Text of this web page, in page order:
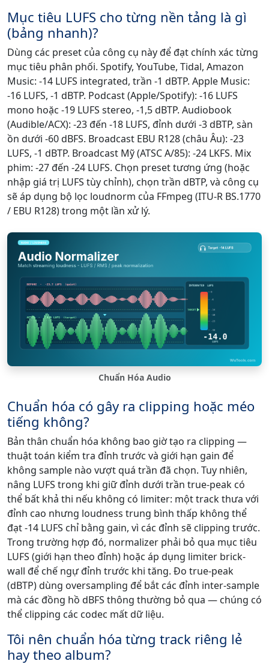
Mục tiêu LUFS cho từng nền tảng là gì
(bảng nhanh)?
Dùng các preset của công cụ này để đạt chính xác từng
mục tiêu phân phối. Spotify, YouTube, Tidal, Amazon
Music: -14 LUFS integrated, trần -1 dBTP. Apple Music:
-16 LUFS, -1 dBTP. Podcast (Apple/Spotify): -16 LUFS
mono hoặc -19 LUFS stereo, -1,5 dBTP. Audiobook
(Audible/ACX): -23 đến -18 LUFS, đỉnh dưới -3 dBTP, sàn
ồn dưới -60 dBFS. Broadcast EBU R128 (châu Âu): -23
LUFS, -1 dBTP. Broadcast Mỹ (ATSC A/85): -24 LKFS. Mix
phim: -27 đến -24 LUFS. Chọn preset tương ứng (hoặc
nhập giá trị LUFS tùy chỉnh), chọn trần dBTP, và công cụ
sẽ áp dụng bộ lọc loudnorm của FFmpeg (ITU-R BS.1770
/ EBU R128) trong một lần xử lý.
Chuẩn Hóa Audio
Chuẩn hóa có gây ra clipping hoặc méo
tiếng không?
Bản thân chuẩn hóa không bao giờ tạo ra clipping —
thuật toán kiểm tra đỉnh trước và giới hạn gain để
không sample nào vượt quá trần đã chọn. Tuy nhiên,
nâng LUFS trong khi giữ đỉnh dưới trần true-peak có
thể bất khả thi nếu không có limiter: một track thưa với
đỉnh cao nhưng loudness trung bình thấp không thể
đạt -14 LUFS chỉ bằng gain, vì các đỉnh sẽ clipping trước.
Trong trường hợp đó, normalizer phải bỏ qua mục tiêu
LUFS (giới hạn theo đỉnh) hoặc áp dụng limiter brick-
wall để chế ngự đỉnh trước khi tăng. Đo true-peak
(dBTP) dùng oversampling để bắt các đỉnh inter-sample
mà các đồng hồ dBFS thông thường bỏ qua — chúng có
thể clipping các codec mất dữ liệu.
Tôi nên chuẩn hóa từng track riêng lẻ
hay theo album?